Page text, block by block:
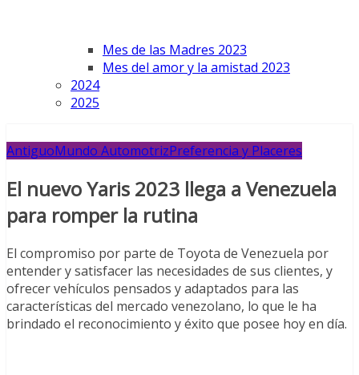
Mes de las Madres 2023
Mes del amor y la amistad 2023
2024
2025
AntiguoMundo AutomotrizPreferencia y Placeres
El nuevo Yaris 2023 llega a Venezuela
para romper la rutina
El compromiso por parte de Toyota de Venezuela por
entender y satisfacer las necesidades de sus clientes, y
ofrecer vehículos pensados y adaptados para las
características del mercado venezolano, lo que le ha
brindado el reconocimiento y éxito que posee hoy en día.